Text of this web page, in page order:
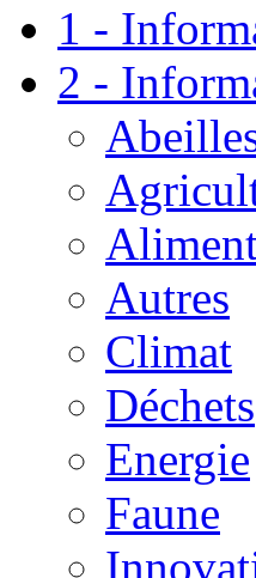
1 -
2 -
Autres
Climat
Déchets
Energie
Faune